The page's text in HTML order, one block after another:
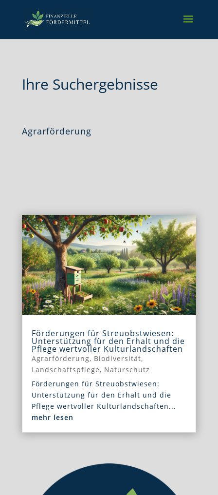
Ihre Suchergebnisse
Agrarförderung
Förderungen für Streuobstwiesen:
Unterstützung für den Erhalt und die
Pflege wertvoller Kulturlandschaften
Agrarförderung, Biodiversität,
Landschaftspflege, Naturschutz
Förderungen für Streuobstwiesen:
Unterstützung für den Erhalt und die
Pflege wertvoller Kulturlandschaften...
mehr lesen